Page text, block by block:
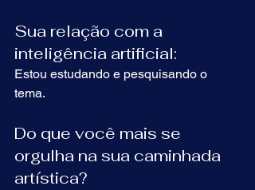
Sua relação com a
inteligência artificial:
Estou estudando e pesquisando o
tema.
Do que você mais se
orgulha na sua caminhada
artística?